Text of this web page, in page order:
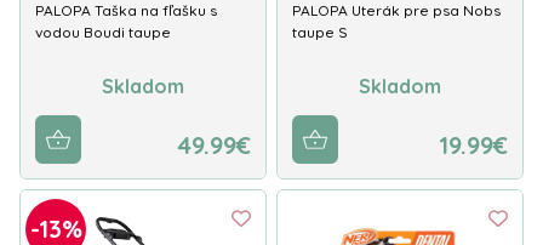
PALOPA Taška na fľašku s
vodou Boudi taupe
Skladom
49.99€
PALOPA Uterák pre psa Nobs
taupe S
Skladom
19.99€
-13%